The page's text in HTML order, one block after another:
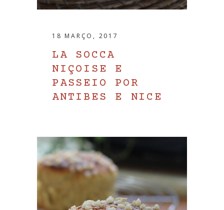
18 MARÇO, 2017
LA SOCCA
NIÇOISE E
PASSEIO POR
ANTIBES E NICE